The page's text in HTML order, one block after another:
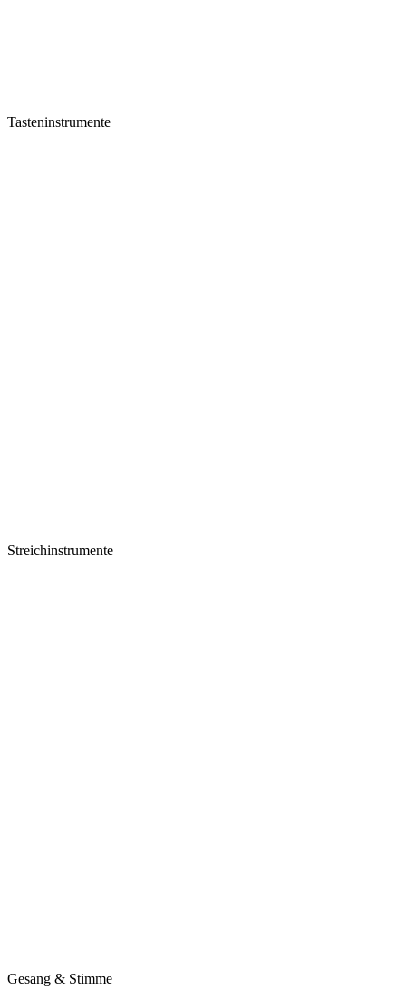
Tasteninstrumente
Streichinstrumente
Gesang & Stimme